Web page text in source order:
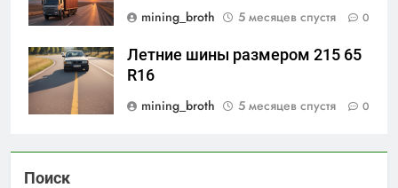
mining_broth
5 месяцев спустя 0
Летние шины размером 215 65
R16
mining_broth
5 месяцев спустя 0
Поиск